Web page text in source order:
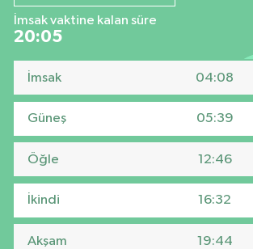
İmsak vaktine kalan süre
20:04
İmsak 04:08
Güneş 05:39
Öğle 12:46
İkindi 16:32
Akşam 19:44